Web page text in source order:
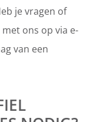
je vragen of
ons op via e-
van een